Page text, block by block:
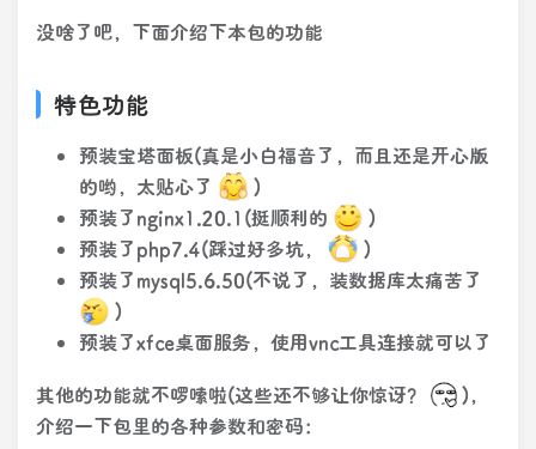
没啥了吧，下面介绍下本包的功能
特色功能
预装宝塔面板(真是小白福音了，而且还是开心版
的哟，太贴心了
)
预装了nginx1.20.1(挺顺利的
)
预装了php7.4(踩过好多坑，
)
预装了mysql5.6.50(不说了，装数据库太痛苦了
)
预装了xfce桌面服务，使用vnc工具连接就可以了
其他的功能就不啰嗦啦(这些还不够让你惊讶？
)，
介绍一下包里的各种参数和密码：